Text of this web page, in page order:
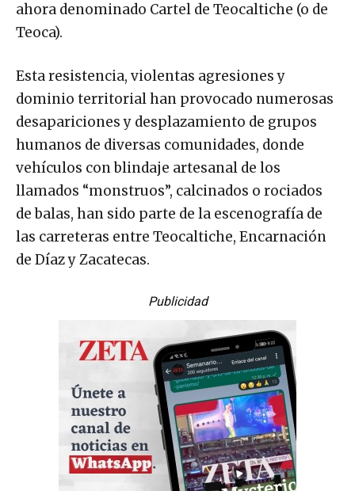
ahora denominado Cartel de Teocaltiche (o de
Teoca).
Esta resistencia, violentas agresiones y
dominio territorial han provocado numerosas
desapariciones y desplazamiento de grupos
humanos de diversas comunidades, donde
vehículos con blindaje artesanal de los
llamados “monstruos”, calcinados o rociados
de balas, han sido parte de la escenografía de
las carreteras entre Teocaltiche, Encarnación
de Díaz y Zacatecas.
Publicidad